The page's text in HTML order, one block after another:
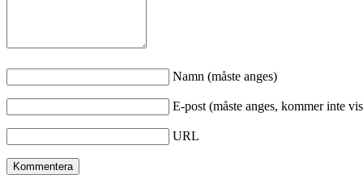
Namn (måste anges)
E-post (måste anges, kommer inte
URL